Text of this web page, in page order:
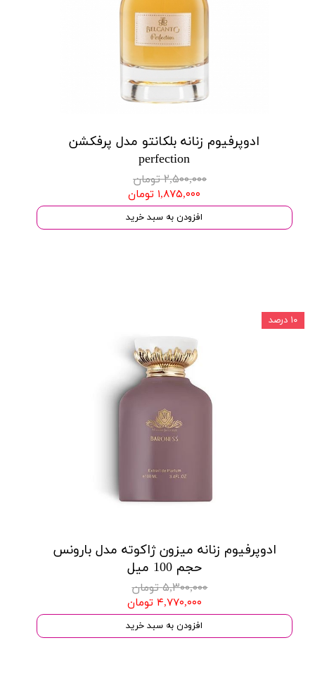
ادوپرفیوم زنانه بلکانتو مدل پرفکشن
perfection
۲,۵۰۰,۰۰۰ تومان
۱,۸۷۵,۰۰۰ تومان
افزودن به سبد خرید
ادوپرفیوم زنانه میزون ژاکوته مدل بارونس
حجم 100 میل
۵,۳۰۰,۰۰۰ تومان
۴,۷۷۰,۰۰۰ تومان
افزودن به سبد خرید
۱۰ درصد